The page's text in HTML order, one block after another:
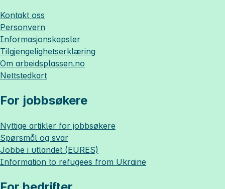
Kontakt oss
Personvern
Informasjonskapsler
Tilgjengelighetserklæring
Om arbeidsplassen.no
Nettstedkart
For jobbsøkere
Nyttige artikler for jobbsøkere
Spørsmål og svar
Jobbe i utlandet (EURES)
Information to refugees from Ukraine